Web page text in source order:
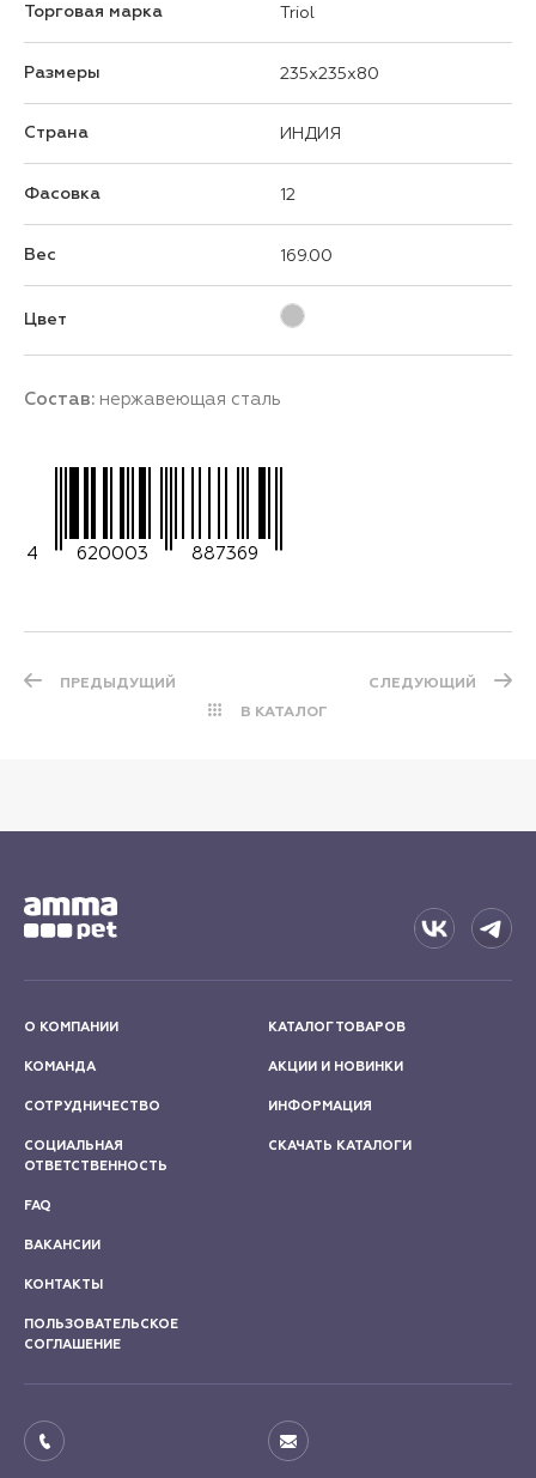
Торговая марка Triol
Размеры 235x235x80
Страна ИНДИЯ
Фасовка 12
Вес 169.00
Цвет
Состав: нержавеющая сталь
4 620003 887369
ПРЕДЫДУЩИЙ
В КАТАЛОГ
СЛЕДУЮЩИЙ
О КОМПАНИИ
КОМАНДА
СОТРУДНИЧЕСТВО
СОЦИАЛЬНАЯ
ОТВЕТСТВЕННОСТЬ
КАТАЛОГ ТОВАРОВ
АКЦИИ И НОВИНКИ
ИНФОРМАЦИЯ
СКАЧАТЬ КАТАЛОГИ
FAQ
ВАКАНСИИ
КОНТАКТЫ
ПОЛЬЗОВАТЕЛЬСКОЕ
СОГЛАШЕНИЕ